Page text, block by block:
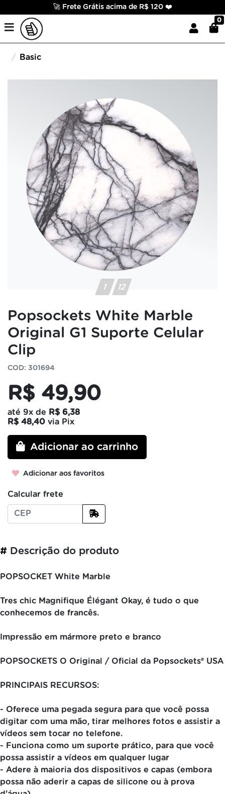
🚀 Frete Grátis acima de R$ 120 ❤️
0
Basic
Popsockets White Marble
Original G1 Suporte Celular
Clip
COD: 301694
R$ 49,90
até 9x de
R$ 6,38
R$ 48,40 via Pix
Adicionar ao carrinho
Adicionar aos favoritos
Calcular frete
# Descrição do produto
POPSOCKET White Marble
Tres chic Magnifique Élégant Okay, é tudo o que
conhecemos de francês.
Impressão em mármore preto e branco
POPSOCKETS O Original / Oficial da Popsockets® USA
PRINCIPAIS RECURSOS:
- Oferece uma pegada segura para que você possa
digitar com uma mão, tirar melhores fotos e assistir a
vídeos sem tocar no telefone.
- Funciona como um suporte prático, para que você
possa assistir a vídeos em qualquer lugar
- Adere à maioria dos dispositivos e capas (embora
possa não aderir a capas de silicone ou à prova